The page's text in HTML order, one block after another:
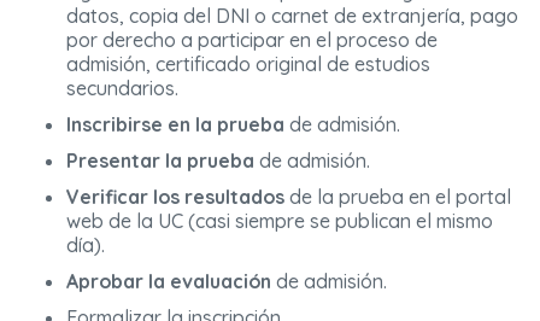
datos, copia del DNI o carnet de extranjería, pago
por derecho a participar en el proceso de
admisión, certificado original de estudios
secundarios.
Inscribirse en la prueba de admisión.
Presentar la prueba de admisión.
Verificar los resultados de la prueba en el portal
web de la UC (casi siempre se publican el mismo
día).
Aprobar la evaluación de admisión.